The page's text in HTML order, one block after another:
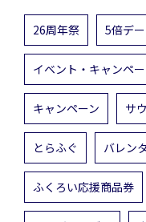
26周年祭 5倍デー
イベント・キャンペ
キャンペーン サ
とらふぐ バレン
ふくろい応援商品券